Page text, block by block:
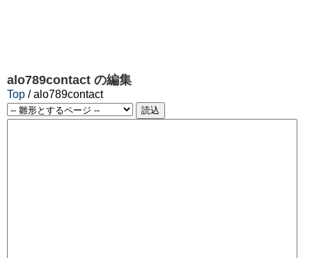
alo789contact の編集
Top / alo789contact